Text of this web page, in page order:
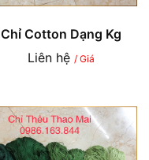
Chỉ Cotton Dạng Kg
Liên hệ / Giá